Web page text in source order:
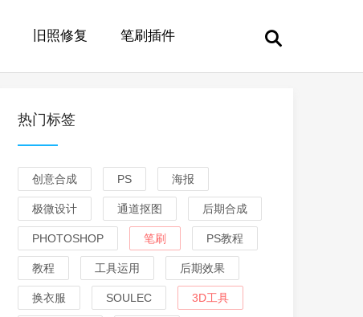
旧照修复 笔刷插件
热门标签
创意合成 PS 海报
极微设计 通道抠图 后期合成
PHOTOSHOP 笔刷 PS教程
教程 工具运用 后期效果
换衣服 SOULEC 3D工具